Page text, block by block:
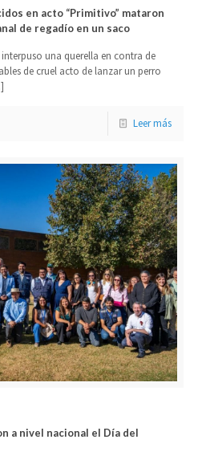
en acto “Primitivo” mataron
de regadío en un saco
una querella en contra de
de cruel acto de lanzar un perro
Leer más
a nivel nacional el Día del